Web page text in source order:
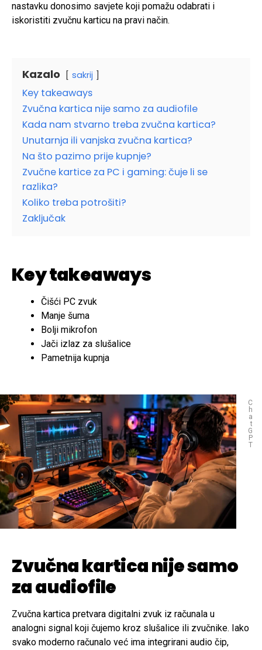
nastavku donosimo savjete koji pomažu odabrati i
iskoristiti zvučnu karticu na pravi način.
Kazalo sakrij
Key takeaways
Zvučna kartica nije samo za audiofile
Kada nam stvarno treba zvučna kartica?
Unutarnja ili vanjska zvučna kartica?
Na što pazimo prije kupnje?
Zvučne kartice za PC i gaming: čuje li se
razlika?
Koliko treba potrošiti?
Zaključak
Key takeaways
Čišći PC zvuk
Manje šuma
Bolji mikrofon
Jači izlaz za slušalice
Pametnija kupnja
C
h
a
t
G
P
T
Zvučna kartica nije samo
za audiofile
Zvučna kartica pretvara digitalni zvuk iz računala u
analogni signal koji čujemo kroz slušalice ili zvučnike. Iako
svako moderno računalo već ima integrirani audio čip,